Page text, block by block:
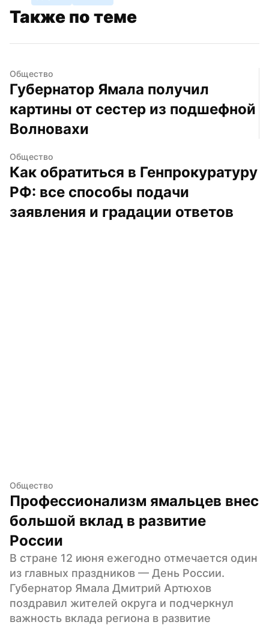
Также по теме
Общество
Губернатор Ямала получил
картины от сестер из подшефной
Волновахи
Общество
Как обратиться в Генпрокуратуру
РФ: все способы подачи
заявления и градации ответов
Общество
Профессионализм ямальцев внес
большой вклад в развитие
России
В стране 12 июня ежегодно отмечается один
из главных праздников — День России.
Губернатор Ямала Дмитрий Артюхов
поздравил жителей округа и подчеркнул
важность вклада региона в развитие